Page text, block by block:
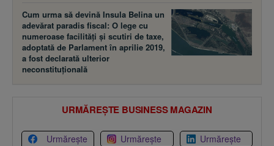
Cum urma să devină Insula Belina un
adevărat paradis fiscal: O lege cu
numeroase facilităţi şi scutiri de taxe,
adoptată de Parlament în aprilie 2019,
a fost declarată ulterior
neconstituţională
URMĂREȘTE BUSINESS MAGAZIN
Urmărește Urmărește Urmărește